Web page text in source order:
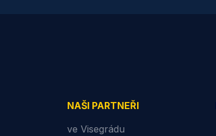
NAŠI PARTNEŘI
ve Visegrádu